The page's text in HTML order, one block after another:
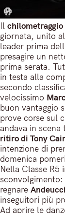
Il
giornata, unito
leader prima
presagire un
prima serata.
in testa alla
secondo
velocissimo
buon vantaggio
prove corse sul
andava in
ritiro di Tony
intenzione di
domenica
Nella Classe R5
regnare Andeucci
inseguitori più
Ad aprire le